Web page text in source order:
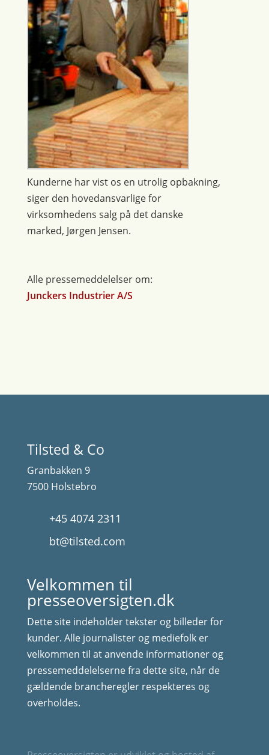
Kunderne har vist os en utrolig opbakning,
siger den hovedansvarlige for
virksomhedens salg på det danske
marked, Jørgen Jensen.
Alle pressemeddelelser om:
Junckers Industrier A/S
Tilsted & Co
Granbakken 9
7500 Holstebro
+45 4074 2311
bt@tilsted.com
Velkommen til
presseoversigten.dk
Dette site indeholder tekster og billeder for
kunder. Alle journalister og mediefolk er
velkommen til at anvende informationer og
pressemeddelelserne fra dette site, når de
gældende brancheregler respekteres og
overholdes.